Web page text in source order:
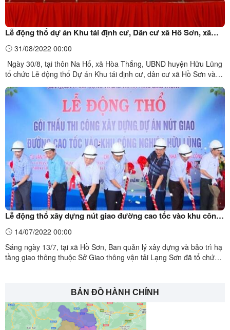
Lễ động thổ dự án Khu tái định cư, Dân cư xã Hồ Sơn, xã
Hòa Thắng
31/08/2022 00:00
Ngày 30/8, tại thôn Na Hố, xã Hòa Thắng, UBND huyện Hữu Lũng
tổ chức Lễ động thổ Dự án Khu tái định cư, dân cư xã Hồ Sơn và
của tỉnh; lãnh đạo Huyện ủy, HĐND, UBND huyện Hữu Lũng cùng
đại diện các đơn vị nhà thầu. Đồng chí Phan Hồng ...
Lễ động thổ xây dựng nút giao đường cao tốc vào khu công
nghiệp Hữu Lũng
14/07/2022 00:00
Sáng ngày 13/7, tại xã Hồ Sơn, Ban quản lý xây dựng và bảo trì hạ
tầng giao thông thuộc Sở Giao thông vận tải Lạng Sơn đã tổ chức
BẢN ĐỒ HÀNH CHÍNH